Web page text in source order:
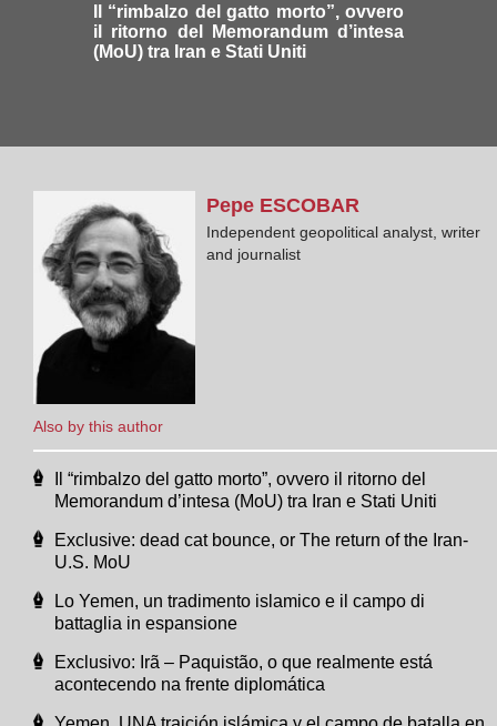
Il “rimbalzo del gatto morto”, ovvero
il ritorno del Memorandum d’intesa
(MoU) tra Iran e Stati Uniti
Also by this author
Pepe ESCOBAR
Independent geopolitical analyst, writer
and journalist
Il “rimbalzo del gatto morto”, ovvero il ritorno del
Memorandum d’intesa (MoU) tra Iran e Stati Uniti
Exclusive: dead cat bounce, or The return of the Iran-
U.S. MoU
Lo Yemen, un tradimento islamico e il campo di
battaglia in espansione
Exclusivo: Irã – Paquistão, o que realmente está
acontecendo na frente diplomática